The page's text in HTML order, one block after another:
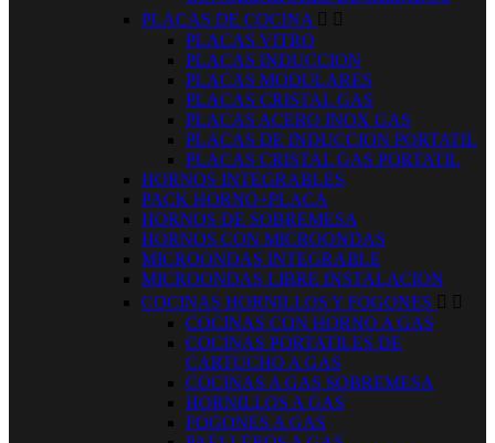
PLACAS DE COCINA  
PLACAS VITRO
PLACAS INDUCCION
PLACAS MODULARES
PLACAS CRISTAL GAS
PLACAS ACERO INOX GAS
PLACAS DE INDUCCION PORTATIL
PLACAS CRISTAL GAS PORTATIL
HORNOS INTEGRABLES
PACK HORNO+PLACA
HORNOS DE SOBREMESA
HORNOS CON MICROONDAS
MICROONDAS INTEGRABLE
MICROONDAS LIBRE INSTALACION
COCINAS HORNILLOS Y FOGONES  
COCINAS CON HORNO A GAS
COCINAS PORTATILES DE
CARTUCHO A GAS
COCINAS A GAS SOBREMESA
HORNILLOS A GAS
FOGONES A GAS